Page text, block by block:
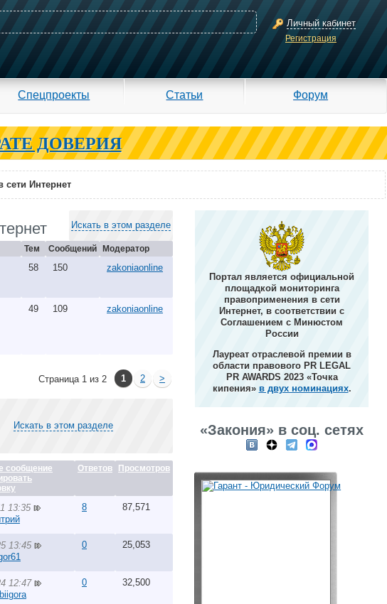
Личный кабинет
Регистрация
Спецпроекты Статьи Форум
ДОВЕРИЯ
сети Интернет
Искать в этом разделе
Тем Сообщений Модератор
58 150 zakoniaonline
49 109 zakoniaonline
Страница 1 из 2 1 2 >
Искать в этом разделе
сообщение Ответов Просмотров
13:35
8 87,571
13:45
0 25,053
12:47
0 32,500
Портал является официальной
площадкой мониторинга
правоприменения в сети
Интернет, в соответствии с
Соглашением с Минюстом
России
Лауреат отраслевой премии в
области правового PR LEGAL
PR AWARDS 2023 «Точка
кипения» в двух номинациях.
«Закония» в соц. сетях